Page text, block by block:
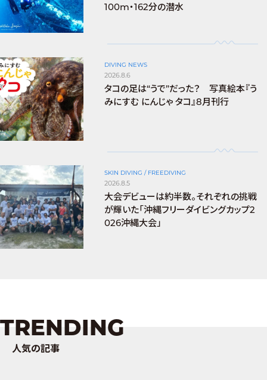
100m・162分の潜水
DIVING NEWS
2026.8.6
タコの足は“うで”だった？ 写真絵本『う
みにすむ にんじゃ タコ』8月刊行
SKIN DIVING / FREEDIVING
2026.8.5
大会デビューは約半数。それぞれの挑戦
が輝いた「沖縄フリーダイビングカップ2
026沖縄大会」
TRENDING
人気の記事